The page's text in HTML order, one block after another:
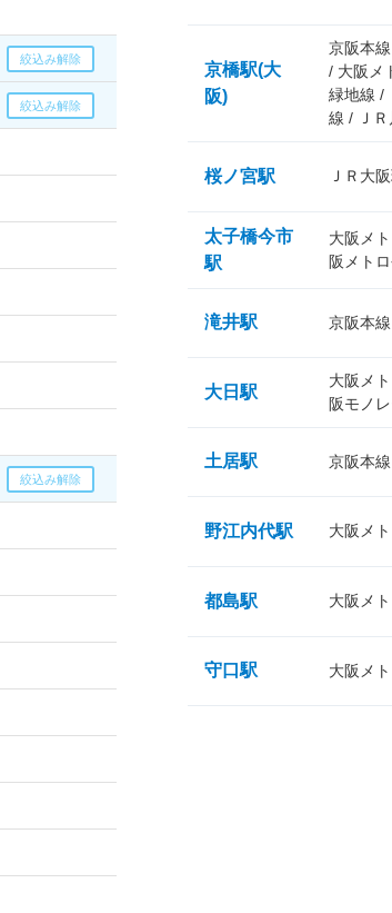
京橋駅(大
阪)
京阪本
/ 大阪メ
緑地線 /
線 / ＪＲ
桜ノ宮駅 ＪＲ大
太子橋今市
駅
大阪メ
阪メト
滝井駅 京阪本線
大日駅
大阪メ
阪モノ
土居駅 京阪本線
野江内代駅 大阪メ
都島駅 大阪メ
守口駅 大阪メ